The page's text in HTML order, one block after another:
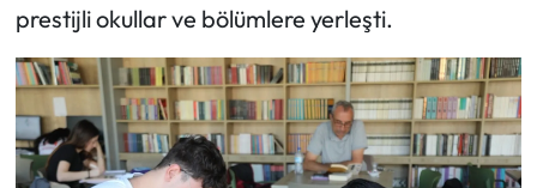
prestijli okullar ve bölümlere yerleşti.